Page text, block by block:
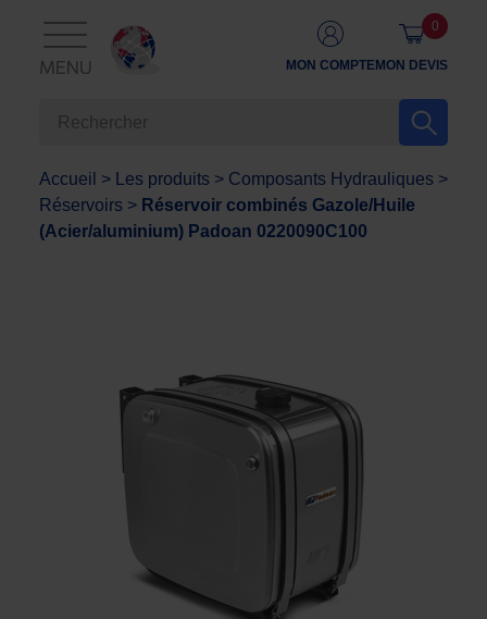
MENU MON COMPTEMON DEVIS
0
Accueil > Les produits > Composants Hydrauliques >
Réservoirs > Réservoir combinés Gazole/Huile
(Acier/aluminium) Padoan 0220090C100